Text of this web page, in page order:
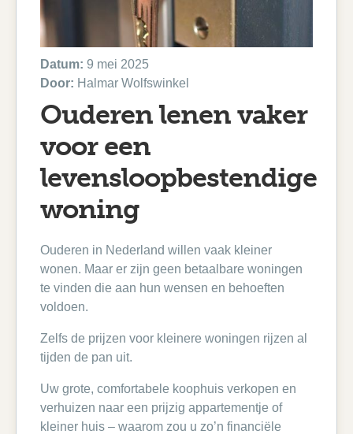
Datum: 9 mei 2025
Door: Halmar Wolfswinkel
Ouderen lenen vaker
voor een
levensloopbestendige
woning
Ouderen in Nederland willen vaak kleiner
wonen. Maar er zijn geen betaalbare woningen
te vinden die aan hun wensen en behoeften
voldoen.
Zelfs de prijzen voor kleinere woningen rijzen al
tijden de pan uit.
Uw grote, comfortabele koophuis verkopen en
verhuizen naar een prijzig appartementje of
kleiner huis – waarom zou u zo’n financiële